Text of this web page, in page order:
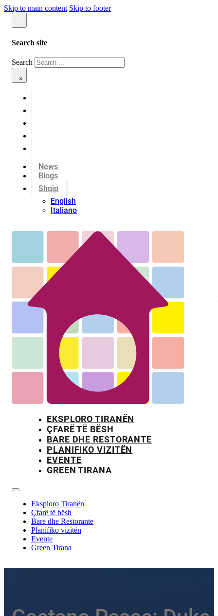
Skip to main content Skip to footer
Search site
Search
×
News
Blogs
Shqip
English
Italiano
EKSPLORO TIRANËN
ÇFARË TË BËSH
BARE DHE RESTORANTE
PLANIFIKO VIZITËN
EVENTE
GREEN TIRANA
Eksploro Tiranën
Çfarë të bësh
Bare dhe Restorante
Planifiko vizitën
Evente
Green Tirana